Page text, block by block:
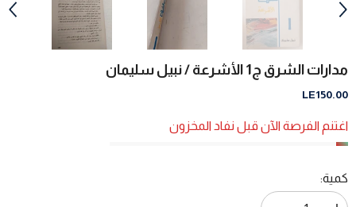
مدارات الشرق ج1 الأشرعة / نبيل سليمان
LE150.00
اغتنم الفرصة الآن قبل نفاد المخزون
كمية: